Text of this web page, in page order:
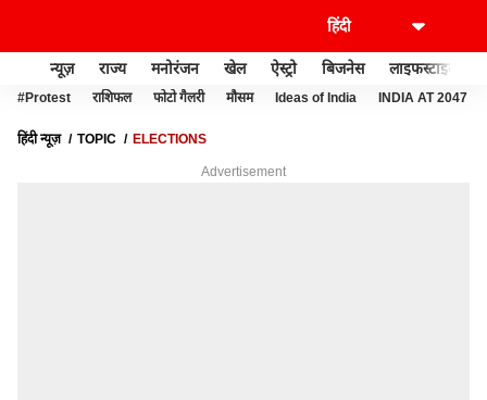
न्यूज़ राज्य मनोरंजन खेल ऐस्ट्रो बिजनेस लाइफस्टाइल
#Protest राशिफल फोटो गैलरी मौसम Ideas of India INDIA AT 2047
हिंदी न्यूज़ TOPIC ELECTIONS
Advertisement